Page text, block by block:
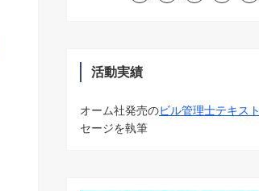
活動実績
オーム社発売のビル管理士テキスト
セージを執筆